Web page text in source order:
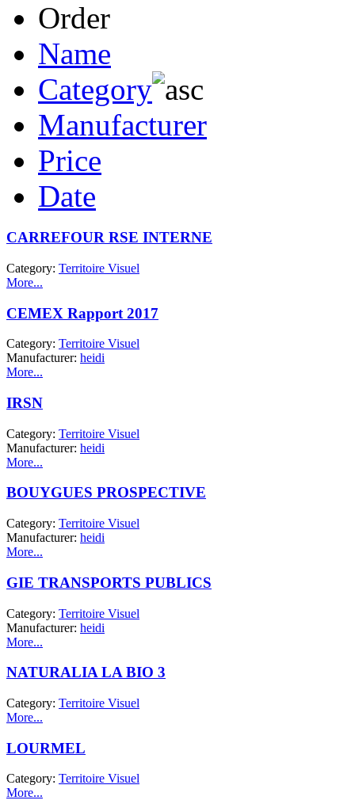
Order
Name
Category
Manufacturer
Price
Date
CARREFOUR RSE INTERNE
Category: Territoire Visuel
More...
CEMEX Rapport 2017
Category: Territoire Visuel
Manufacturer: heidi
More...
IRSN
Category: Territoire Visuel
Manufacturer: heidi
More...
BOUYGUES PROSPECTIVE
Category: Territoire Visuel
Manufacturer: heidi
More...
GIE TRANSPORTS PUBLICS
Category: Territoire Visuel
Manufacturer: heidi
More...
NATURALIA LA BIO 3
Category: Territoire Visuel
More...
LOURMEL
Category: Territoire Visuel
More...